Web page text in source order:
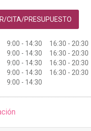
CITA/PRESUPUESTO
9:00 - 14:30 16:30 - 20:30
9:00 - 14:30 16:30 - 20:30
9:00 - 14:30 16:30 - 20:30
9:00 - 14:30 16:30 - 20:30
9:00 - 14:30